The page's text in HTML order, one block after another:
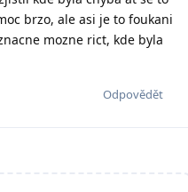
brzo, ale asi je to foukani
mozne rict, kde byla
Odpovědět